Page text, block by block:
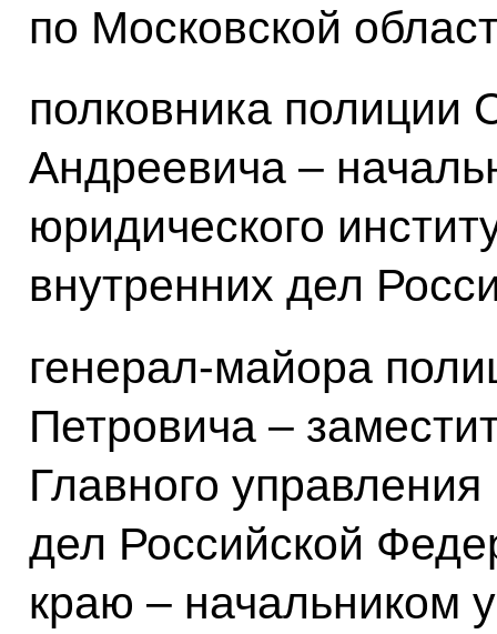
по Московской
полковника полиции
Андреевича –
юридического
внутренних дел
генерал-майора
Петровича –
Главного
дел Российской
краю – начальником